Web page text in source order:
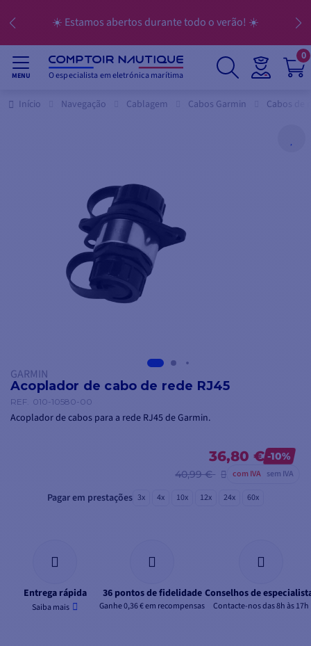
☀️ Estamos abertos durante todo o verão! ☀️
MENU O especialista em eletrónica marítima
0
Início Navegação Cablagem Cabos Garmin Cabos de
GARMIN
Acoplador de cabo de rede RJ45
REF. 010-10580-00
Acoplador de cabos para a rede RJ45 de Garmin.
36,80 € -10%
40,99 €
com IVA sem IVA
Pagar em prestações 3x 4x 10x 12x 24x 60x
Entrega rápida
Saiba mais
36 pontos de fidelidade
Ganhe 0,36 € em recompensas
Conselhos de
Contacte-nos das 8h às 17h